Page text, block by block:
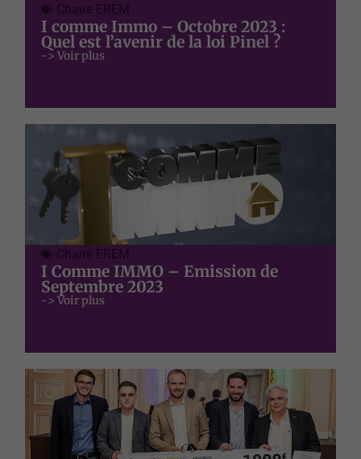
Chaire EREM
I comme Immo – Octobre 2023 :
Quel est l’avenir de la loi Pinel ?
-> Voir plus
Chaire EREM
I Comme IMMO – Emission de
Septembre 2023
-> Voir plus
Nécessaire
fonctionnement
du site Web.
Statistiques
améliorer la
le site Web
est utilisé.
Experience